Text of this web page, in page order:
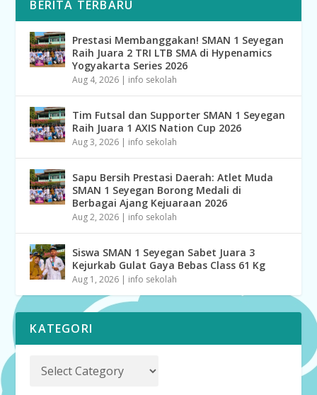
BERITA TERBARU
Prestasi Membanggakan! SMAN 1 Seyegan
Raih Juara 2 TRI LTB SMA di Hypenamics
Yogyakarta Series 2026
Aug 4, 2026 | info sekolah
Tim Futsal dan Supporter SMAN 1 Seyegan
Raih Juara 1 AXIS Nation Cup 2026
Aug 3, 2026 | info sekolah
Sapu Bersih Prestasi Daerah: Atlet Muda
SMAN 1 Seyegan Borong Medali di
Berbagai Ajang Kejuaraan 2026
Aug 2, 2026 | info sekolah
Siswa SMAN 1 Seyegan Sabet Juara 3
Kejurkab Gulat Gaya Bebas Class 61 Kg
Aug 1, 2026 | info sekolah
KATEGORI